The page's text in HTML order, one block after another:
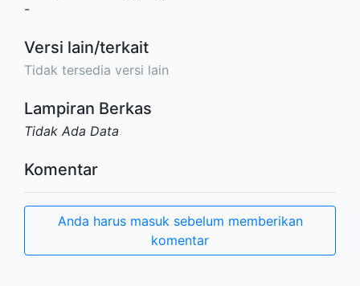
-
Versi lain/terkait
Tidak tersedia versi lain
Lampiran Berkas
Tidak Ada Data
Komentar
Anda harus masuk sebelum memberikan
komentar